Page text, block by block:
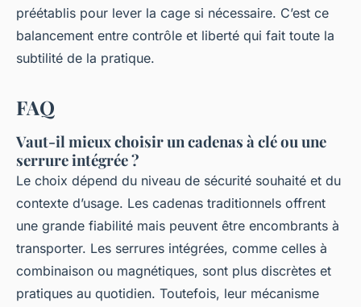
préétablis pour lever la cage si nécessaire. C’est ce
balancement entre contrôle et liberté qui fait toute la
subtilité de la pratique.
FAQ
Vaut-il mieux choisir un cadenas à clé ou une
serrure intégrée ?
Le choix dépend du niveau de sécurité souhaité et du
contexte d’usage. Les cadenas traditionnels offrent
une grande fiabilité mais peuvent être encombrants à
transporter. Les serrures intégrées, comme celles à
combinaison ou magnétiques, sont plus discrètes et
pratiques au quotidien. Toutefois, leur mécanisme